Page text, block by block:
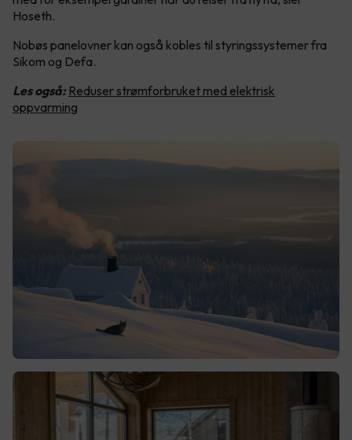
Hoseth.
Nobøs panelovner kan også kobles til styringssystemer fra
Sikom og Defa.
Les også: Reduser strømforbruket med elektrisk
oppvarming